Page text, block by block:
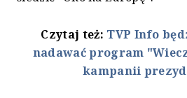
Czytaj też: TVP Info
nadawać program
kampanii